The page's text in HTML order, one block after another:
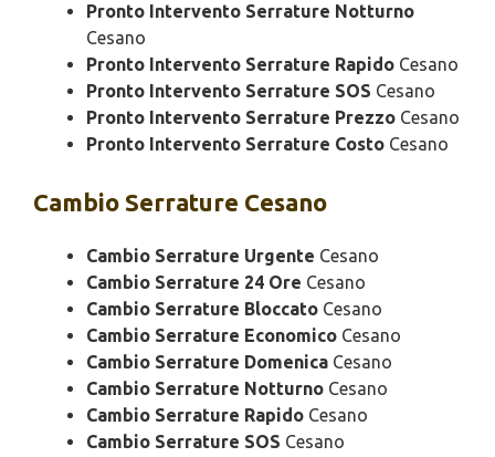
Pronto Intervento Serrature Notturno
Cesano
Pronto Intervento Serrature Rapido Cesano
Pronto Intervento Serrature SOS Cesano
Pronto Intervento Serrature Prezzo Cesano
Pronto Intervento Serrature Costo Cesano
Cambio Serrature Cesano
Cambio Serrature Urgente Cesano
Cambio Serrature 24 Ore Cesano
Cambio Serrature Bloccato Cesano
Cambio Serrature Economico Cesano
Cambio Serrature Domenica Cesano
Cambio Serrature Notturno Cesano
Cambio Serrature Rapido Cesano
Cambio Serrature SOS Cesano